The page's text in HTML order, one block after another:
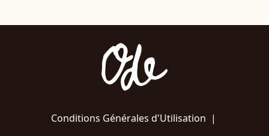
Conditions Générales d'Utilisation |